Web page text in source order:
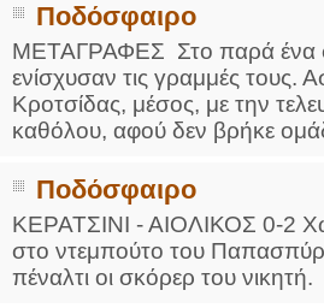
Ποδόσφαιρο
ΜΕΤΑΓΡΑΦΕΣ Στο παρά ένα
ενίσχυσαν τις γραμμές τους.
Κροτσίδας, μέσος, με την
καθόλου, αφού δεν βρήκε
Ποδόσφαιρο
ΚΕΡΑΤΣΙΝΙ - ΑΙΟΛΙΚΟΣ 0-2
στο ντεμπούτο του
πέναλτι οι σκόρερ του